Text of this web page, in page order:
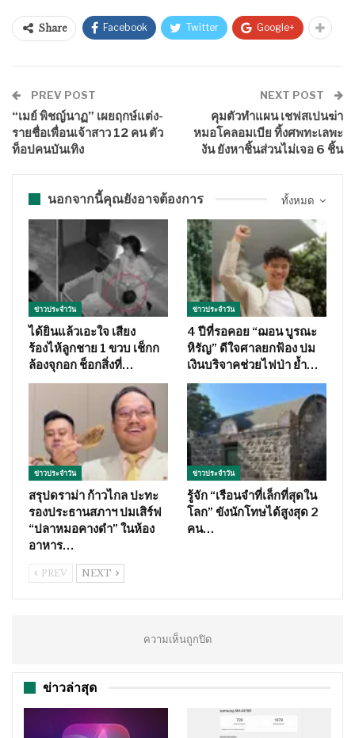
Share Facebook Twitter Google+
PREV POST
“เมย์ พิชญ์นาฏ” เผยฤกษ์แต่ง-
รายชื่อเพื่อนเจ้าสาว 12 คน ตัว
ท็อปคนบันเทิง
NEXT POST
คุมตัวทำแผน เชฟสเปนฆ่า
หมอโคลอมเบีย ทิ้งศพทะเลพะ
งัน ยังหาชิ้นส่วนไม่เจอ 6 ชิ้น
ทั้งหมด
นอกจากนี้คุณยังอาจต้องการ
ข่าวประจำวัน
ได้ยินแล้วเอะใจ เสียง
ร้องไห้ลูกชาย 1 ขวบ เช็กก
ล้องจุกอก ช็อกสิ่งที่…
ข่าวประจำวัน
4 ปีที่รอคอย “ฌอน บูรณะ
หิรัญ” ดีใจศาลยกฟ้อง ปม
เงินบริจาคช่วยไฟป่า ย้ำ…
ข่าวประจำวัน
สรุปดราม่า ก้าวไกล ปะทะ
รองประธานสภาฯ ปมเสิร์ฟ
“ปลาหมอคางดำ” ในห้อง
อาหาร…
ข่าวประจำวัน
รู้จัก “เรือนจำที่เล็กที่สุดใน
โลก” ขังนักโทษได้สูงสุด 2
คน…
PREV NEXT
ความเห็นถูกปิด
ข่าวล่าสุด